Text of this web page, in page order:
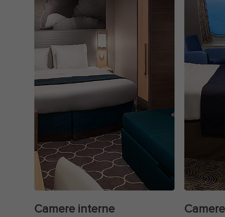
Camere interne